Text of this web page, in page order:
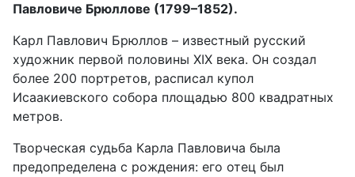
Павловиче Брюллове (1799–1852).
Карл Павлович Брюллов – известный русский
художник первой половины XIX века. Он создал
более 200 портретов, расписал купол
Исаакиевского собора площадью 800 квадратных
метров.
Творческая судьба Карла Павловича была
предопределена с рождения: его отец был